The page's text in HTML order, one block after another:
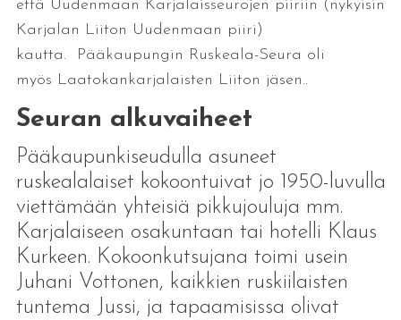
että Uudenmaan Karjalaisseurojen piiriin (nykyisin
Karjalan Liiton Uudenmaan piiri)
kautta. Pääkaupungin Ruskeala-Seura oli
myös Laatokankarjalaisten Liiton jäsen..
Seuran alkuvaiheet
Pääkaupunkiseudulla asuneet
ruskealalaiset kokoontuivat jo 1950-luvulla
viettämään yhteisiä pikkujouluja mm.
Karjalaiseen osakuntaan tai hotelli Klaus
Kurkeen. Kokoonkutsujana toimi usein
Juhani Vottonen, kaikkien ruskiilaisten
tuntema Jussi, ja tapaamisissa olivat